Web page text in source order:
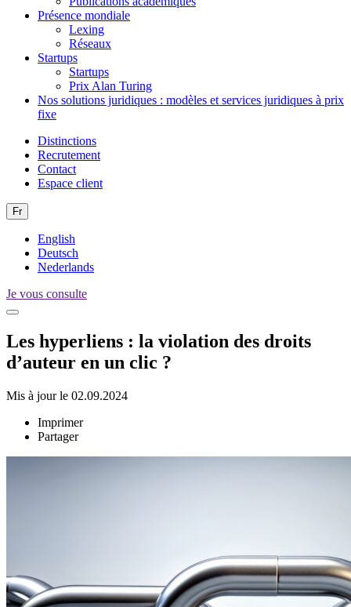
Présence mondiale
Lexing
Réseaux
Startups
Startups
Prix Alan Turing
Nos solutions juridiques : modèles et services juridiques à prix
fixe
Distinctions
Recrutement
Contact
Espace client
Fr
English
Deutsch
Nederlands
Je vous consulte
Les hyperliens : la violation des droits
d’auteur en un clic ?
Mis à jour le 02.09.2024
Imprimer
Partager